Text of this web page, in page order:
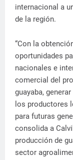
internacional a
de la región.
“Con la
oportunidades
nacionales e
comercial del
guayaba,
los productores
para futuras
consolida a
producción de
sector